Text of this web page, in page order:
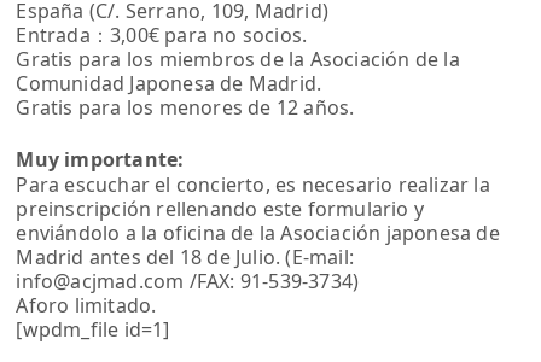
España (C/. Serrano, 109, Madrid)
Entrada：3,00€ para no socios.
Gratis para los miembros de la Asociación de la
Comunidad Japonesa de Madrid.
Gratis para los menores de 12 años.
Muy importante:
Para escuchar el concierto, es necesario realizar la
preinscripción rellenando este formulario y
enviándolo a la oficina de la Asociación japonesa de
Madrid antes del 18 de Julio. (E-mail:
info@acjmad.com /FAX: 91-539-3734)
Aforo limitado.
[wpdm_file id=1]